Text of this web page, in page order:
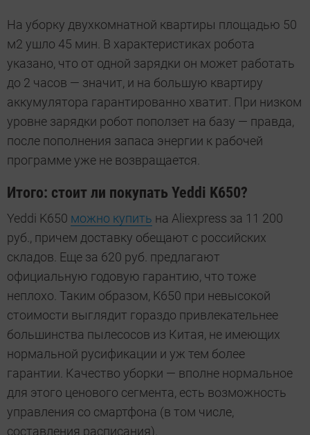
На уборку двухкомнатной квартиры площадью 50
м2 ушло 45 мин. В характеристиках робота
указано, что от одной зарядки он может работать
до 2 часов — значит, и на большую квартиру
аккумулятора гарантированно хватит. При низком
уровне зарядки робот поползет на базу — правда,
после пополнения запаса энергии к рабочей
программе уже не возвращается.
Итого: стоит ли покупать Yeddi K650?
Yeddi K650 можно купить на Aliexpress за 11 200
руб., причем доставку обещают с российских
складов. Еще за 620 руб. предлагают
официальную годовую гарантию, что тоже
неплохо. Таким образом, K650 при невысокой
стоимости выглядит гораздо привлекательнее
большинства пылесосов из Китая, не имеющих
нормальной русификации и уж тем более
гарантии. Качество уборки — вполне нормальное
для этого ценового сегмента, есть возможность
управления со смартфона (в том числе,
составления расписания).